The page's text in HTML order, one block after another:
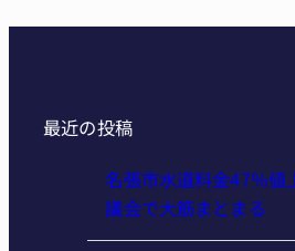
最近の投稿
名張市水道料金47％
議会で大筋まとまる